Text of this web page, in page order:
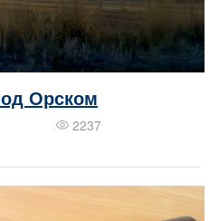
Орском
2237